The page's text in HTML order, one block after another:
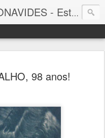
ARQUIVO MARCELO BONAVIDES - Estrelas que nunca se Apagam -
98 anos!